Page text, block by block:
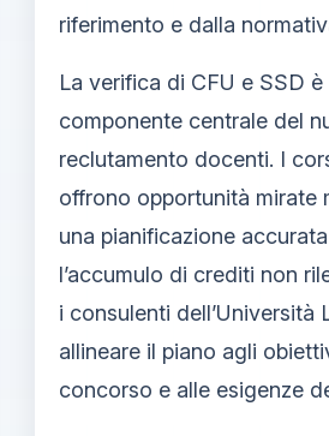
riferimento e dalla
La verifica di CFU e SSD è
componente centrale del
reclutamento docenti. I
offrono opportunità mirate
una pianificazione
l’accumulo di crediti non
i consulenti dell’Università
allineare il piano agli
concorso e alle esigenze